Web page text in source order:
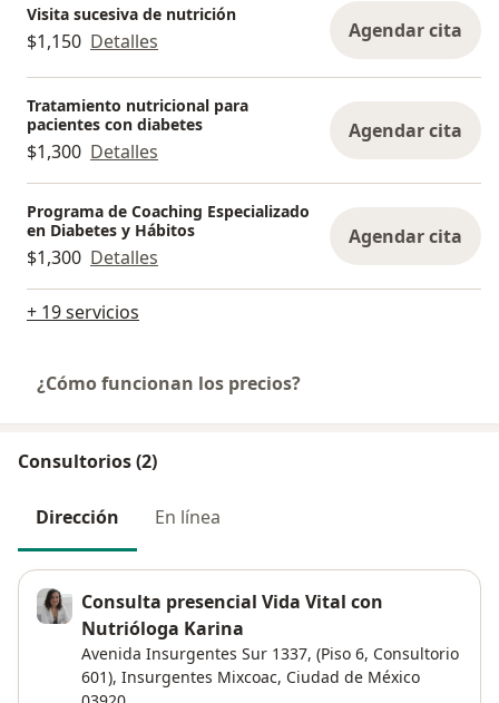
Visita sucesiva de nutrición
$1,150 Detalles Agendar cita
Tratamiento nutricional para
pacientes con diabetes
$1,300 Detalles
Agendar cita
Programa de Coaching Especializado
en Diabetes y Hábitos
$1,300 Detalles
Agendar cita
+ 19 servicios
¿Cómo funcionan los precios?
Consultorios (2)
Dirección En línea
Consulta presencial Vida Vital con
Nutrióloga Karina
Avenida Insurgentes Sur 1337, (Piso 6, Consultorio
601), Insurgentes Mixcoac, Ciudad de México